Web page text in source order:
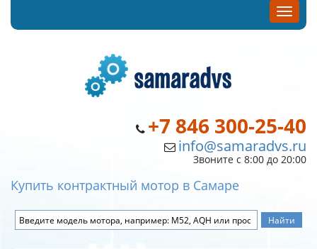
+7 846 300-25-40
info@samaradvs.ru
Звоните с 8:00 до 20:00
Купить контрактный мотор в Самаре